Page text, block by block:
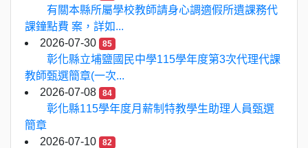
有關本縣所屬學校教師請身心調適假所遺課務代
課鐘點費 案，詳如...
2026-07-30
85
彰化縣立埔鹽國民中學115學年度第3次代理代課
教師甄選簡章(一次...
2026-07-08
84
彰化縣115學年度月薪制特教學生助理人員甄選
簡章
2026-07-10
82